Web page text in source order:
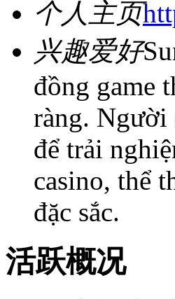
个人主页
兴趣爱好
đồng game
ràng. Người
để trải
casino, thể
đặc sắc.
活跃概况